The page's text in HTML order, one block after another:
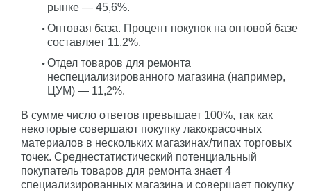
рынке — 45,6%.
Оптовая база. Процент покупок на оптовой базе
составляет 11,2%.
Отдел товаров для ремонта
неспециализированного магазина (например,
ЦУМ) — 11,2%.
В сумме число ответов превышает 100%, так как
некоторые совершают покупку лакокрасочных
материалов в нескольких магазинах/типах торговых
точек. Среднестатистический потенциальный
покупатель товаров для ремонта знает 4
специализированных магазина и совершает покупку